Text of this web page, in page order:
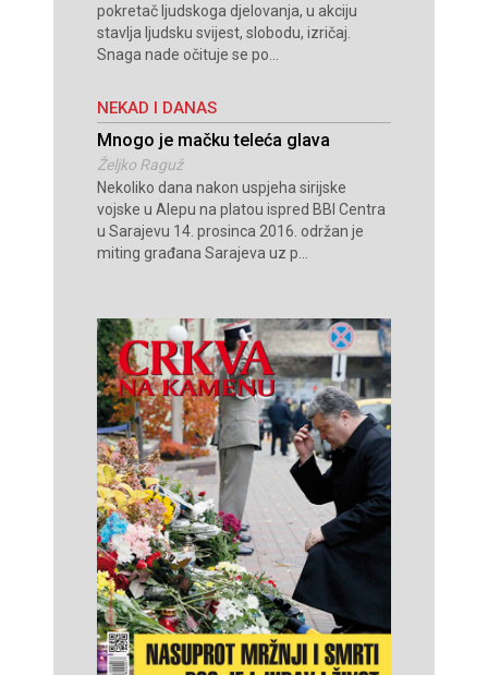
pokretač ljudskoga djelovanja, u akciju
stavlja ljudsku svijest, slobodu, izričaj.
Snaga nade očituje se po...
NEKAD I DANAS
Mnogo je mačku teleća glava
Željko Raguž
Nekoliko dana nakon uspjeha sirijske
vojske u Alepu na platou ispred BBI Centra
u Sarajevu 14. prosinca 2016. održan je
miting građana Sarajeva uz p...